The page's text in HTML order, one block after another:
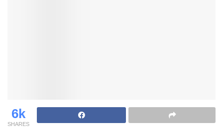
6k
SHARES